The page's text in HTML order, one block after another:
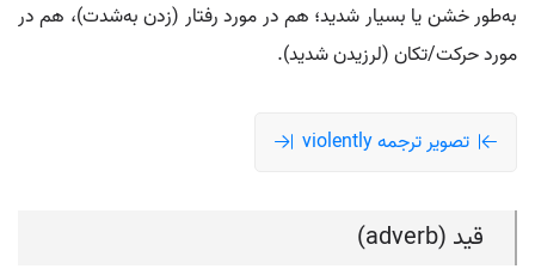
به‌طور خشن یا بسیار شدید؛ هم در مورد رفتار (زدن به‌شدت)، هم در
مورد حرکت/تکان (لرزیدن شدید).
تصویر ترجمه violently
قید (adverb)